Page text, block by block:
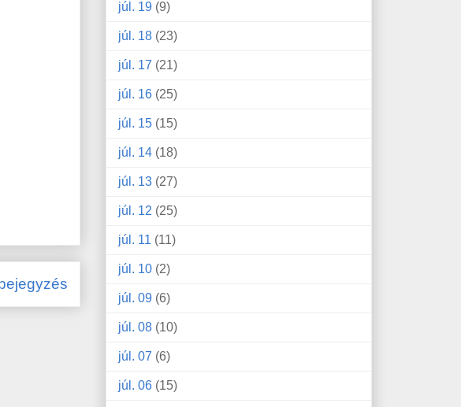
júl. 19 (9)
júl. 18 (23)
júl. 17 (21)
júl. 16 (25)
júl. 15 (15)
júl. 14 (18)
júl. 13 (27)
júl. 12 (25)
júl. 11 (11)
júl. 10 (2)
júl. 09 (6)
júl. 08 (10)
júl. 07 (6)
júl. 06 (15)